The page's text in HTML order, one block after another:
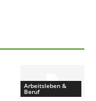
Arbeitsleben &
Beruf